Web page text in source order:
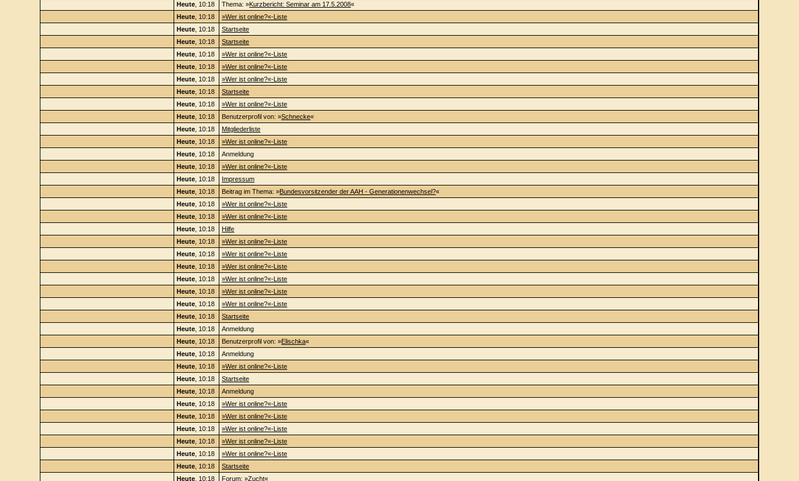
Heute , 10:18 Thema: »Kurzbericht: Seminar am 17.5.2008«
Heute , 10:18
»Wer ist online?«-Liste
Heute , 10:18
Startseite
Heute , 10:18
Startseite
Heute , 10:18
»Wer ist online?«-Liste
Heute , 10:18
»Wer ist online?«-Liste
Heute , 10:18
»Wer ist online?«-Liste
Heute , 10:18
Startseite
Heute , 10:18
»Wer ist online?«-Liste
Heute , 10:18 Benutzerprofil von: »Schnecke«
Heute , 10:18
Mitgliederliste
Heute , 10:18
»Wer ist online?«-Liste
Heute , 10:18
Anmeldung
Heute , 10:18
»Wer ist online?«-Liste
Heute , 10:18
Impressum
Heute , 10:18 Beitrag im Thema: »Bundesvorsitzender der AAH - Generationenwechsel?«
Heute , 10:18
»Wer ist online?«-Liste
Heute , 10:18
»Wer ist online?«-Liste
Heute , 10:18
Hilfe
Heute , 10:18
»Wer ist online?«-Liste
Heute , 10:18
»Wer ist online?«-Liste
Heute , 10:18
»Wer ist online?«-Liste
Heute , 10:18
»Wer ist online?«-Liste
Heute , 10:18
»Wer ist online?«-Liste
Heute , 10:18
»Wer ist online?«-Liste
Heute , 10:18
Startseite
Heute , 10:18
Anmeldung
Heute , 10:18 Benutzerprofil von: »Elischka«
Heute , 10:18
Anmeldung
Heute , 10:18
»Wer ist online?«-Liste
Heute , 10:18
Startseite
Heute , 10:18
Anmeldung
Heute , 10:18
»Wer ist online?«-Liste
Heute , 10:18
»Wer ist online?«-Liste
Heute , 10:18
»Wer ist online?«-Liste
Heute , 10:18
»Wer ist online?«-Liste
Heute , 10:18
»Wer ist online?«-Liste
Heute , 10:18
Startseite
Heute , 10:18 Forum: »Zucht«